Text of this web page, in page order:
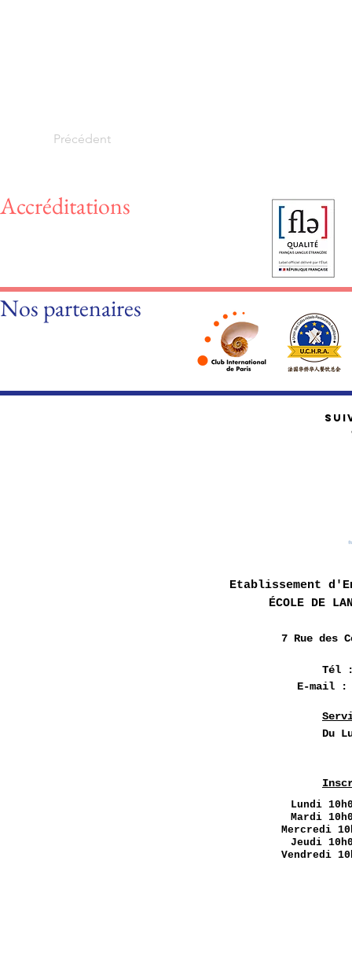
Précédent
Accréditations
Nos partenaires
Etablissement
ÉCOLE DE
7 Rue des
Tél
E-mail
Du
Lundi
Mardi
Mercredi
Jeudi
Vendredi